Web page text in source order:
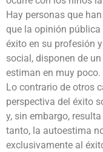
Hay personas que
que la opinión
éxito en su profesión
social, disponen de
estiman en muy
Lo contrario de otros
perspectiva del éxito
y, sin embargo,
tanto, la autoestima
exclusivamente al